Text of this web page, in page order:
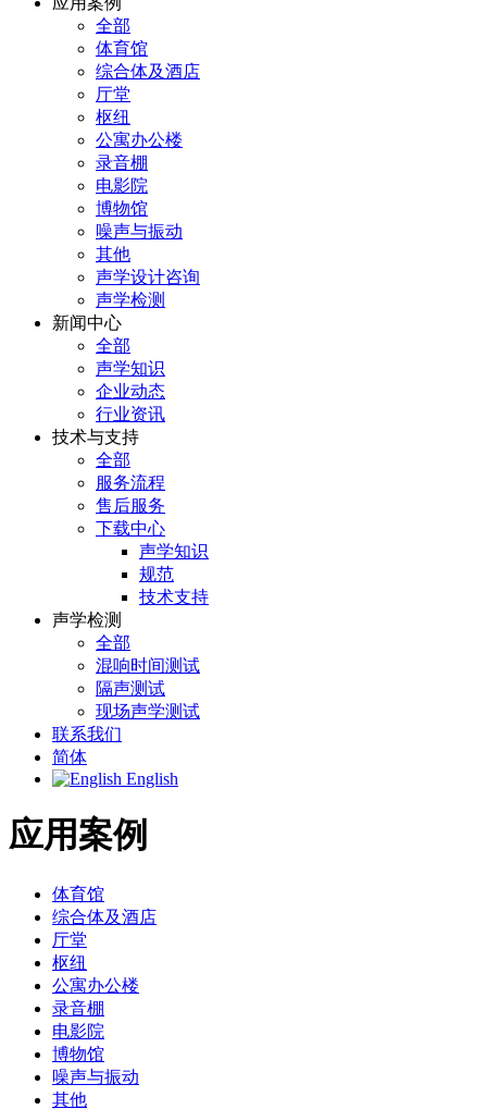
全部
体育馆
综合体及酒店
厅堂
枢纽
公寓办公楼
录音棚
电影院
博物馆
噪声与振动
其他
声学设计咨询
声学检测
新闻中心
全部
声学知识
企业动态
行业资讯
技术与支持
全部
服务流程
售后服务
下载中心
声学知识
规范
技术支持
声学检测
全部
混响时间测试
隔声测试
现场声学测试
联系我们
简体
English
应用案例
体育馆
综合体及酒店
厅堂
枢纽
公寓办公楼
录音棚
电影院
博物馆
噪声与振动
其他